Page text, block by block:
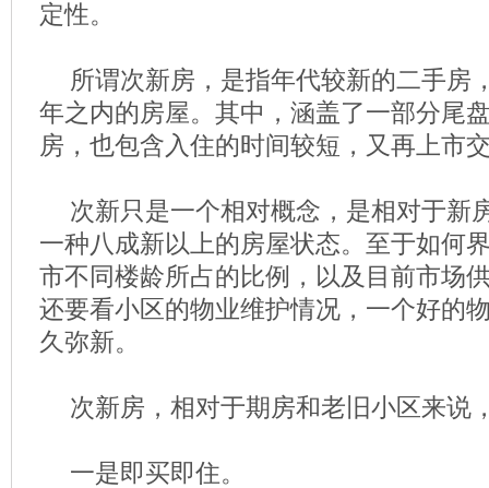
定性。
所谓次新房，是指年代较新的二手房
年之内的房屋。其中，涵盖了一部分尾
房，也包含入住的时间较短，又再上市
次新只是一个相对概念，是相对于新
一种八成新以上的房屋状态。至于如何
市不同楼龄所占的比例，以及目前市场
还要看小区的物业维护情况，一个好的
久弥新。
次新房，相对于期房和老旧小区来说
一是即买即住。